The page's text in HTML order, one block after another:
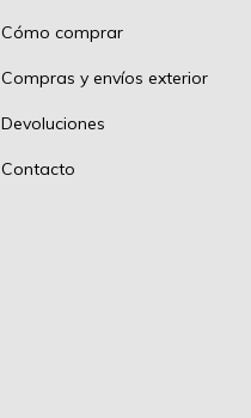
Cómo comprar
Compras y envíos exterior
Devoluciones
Contacto